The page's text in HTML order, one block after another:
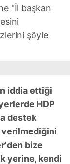
"İl başkanı
şöyle
iddia ettiği
HDP
destek
verilmediğini
bize
yerine, kendi